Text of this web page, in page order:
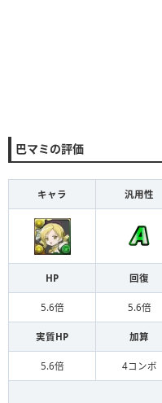
巴マミの評価
キャラ 汎用性
HP 回復
5.6倍 5.6倍
実質HP 加算
5.6倍 4コンボ